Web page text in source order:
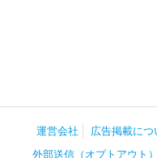
運営会社 広告掲載につ
外部送信（オプトアウト）